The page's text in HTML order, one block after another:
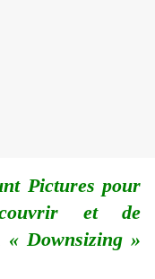
Pictures pour
et de
Downsizing »